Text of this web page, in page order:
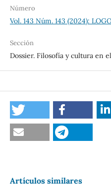
Número
Vol. 143 Núm. 143 (2024):
Sección
Dossier. Filosofía y cultura en
Artículos similares